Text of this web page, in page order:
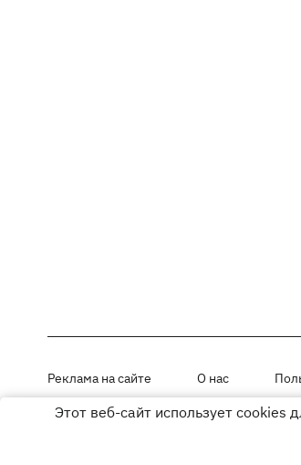
Реклама на сайте О нас
Материалы под рубриками «Новости
Этот веб-сайт использует cookies